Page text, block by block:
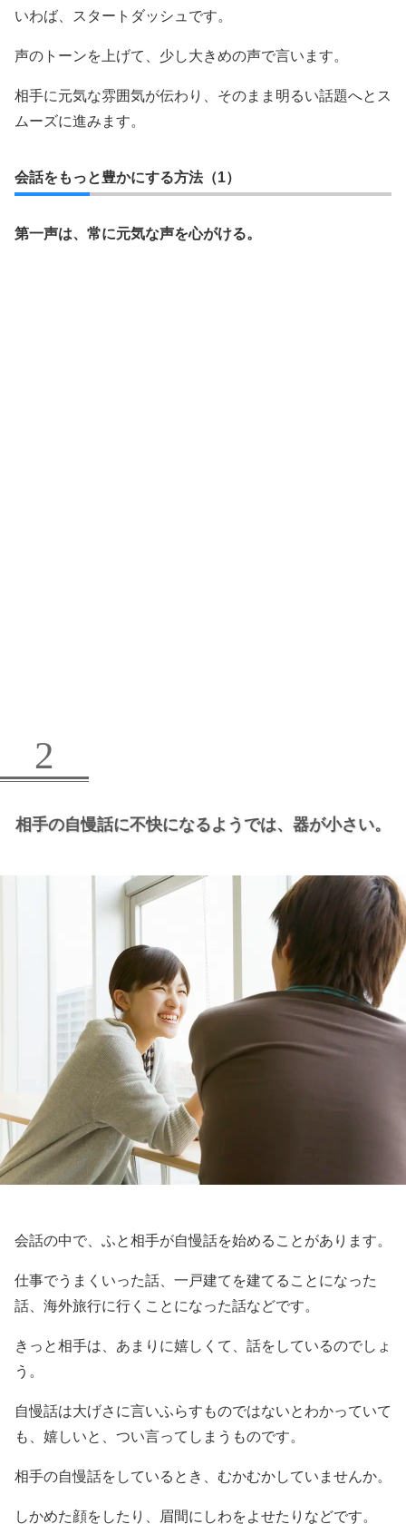
いわば、スタートダッシュです。
声のトーンを上げて、少し大きめの声で言います。
相手に元気な雰囲気が伝わり、そのまま明るい話題へとス
ムーズに進みます。
会話をもっと豊かにする方法（1）
第一声は、常に元気な声を心がける。
2
相手の自慢話に不快になるようでは、 器が小さい。
会話の中で、ふと相手が自慢話を始めることがあります。
仕事でうまくいった話、一戸建てを建てることになった
話、海外旅行に行くことになった話などです。
きっと相手は、あまりに嬉しくて、話をしているのでしょ
う。
自慢話は大げさに言いふらすものではないとわかっていて
も、嬉しいと、つい言ってしまうものです。
相手の自慢話をしているとき、むかむかしていませんか。
しかめた顔をしたり、眉間にしわをよせたりなどです。